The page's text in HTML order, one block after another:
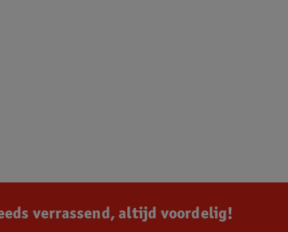
verrassend, altijd voordelig!